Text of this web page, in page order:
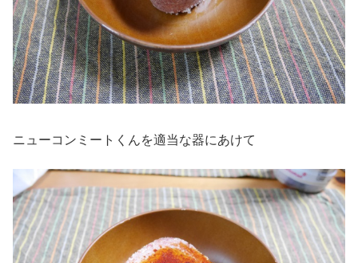
ニューコンミートくんを適当な器にあけて